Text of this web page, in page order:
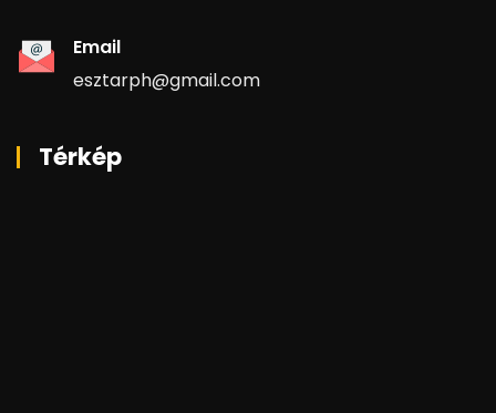
Email
esztarph@gmail.com
Térkép